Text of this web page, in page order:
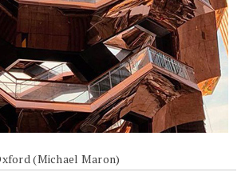
(Michael Maron)